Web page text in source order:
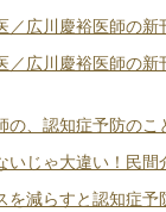
／広川慶裕医師の
／広川慶裕医師の
の、認知症予防の
いじゃ大違い！民間
を減らすと認知症予